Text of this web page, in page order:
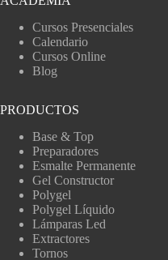
Cursos Presenciales
Calendario
Cursos Online
Blog
PRODUCTOS
Base & Top
Preparadores
Esmalte Permanente
Gel Constructor
Polygel
Polygel Líquido
Lámparas Led
Extractores
Tornos